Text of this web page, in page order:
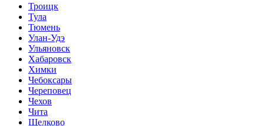
Троицк
Тула
Тюмень
Улан-Удэ
Ульяновск
Хабаровск
Химки
Чебоксары
Череповец
Чехов
Чита
Щелково